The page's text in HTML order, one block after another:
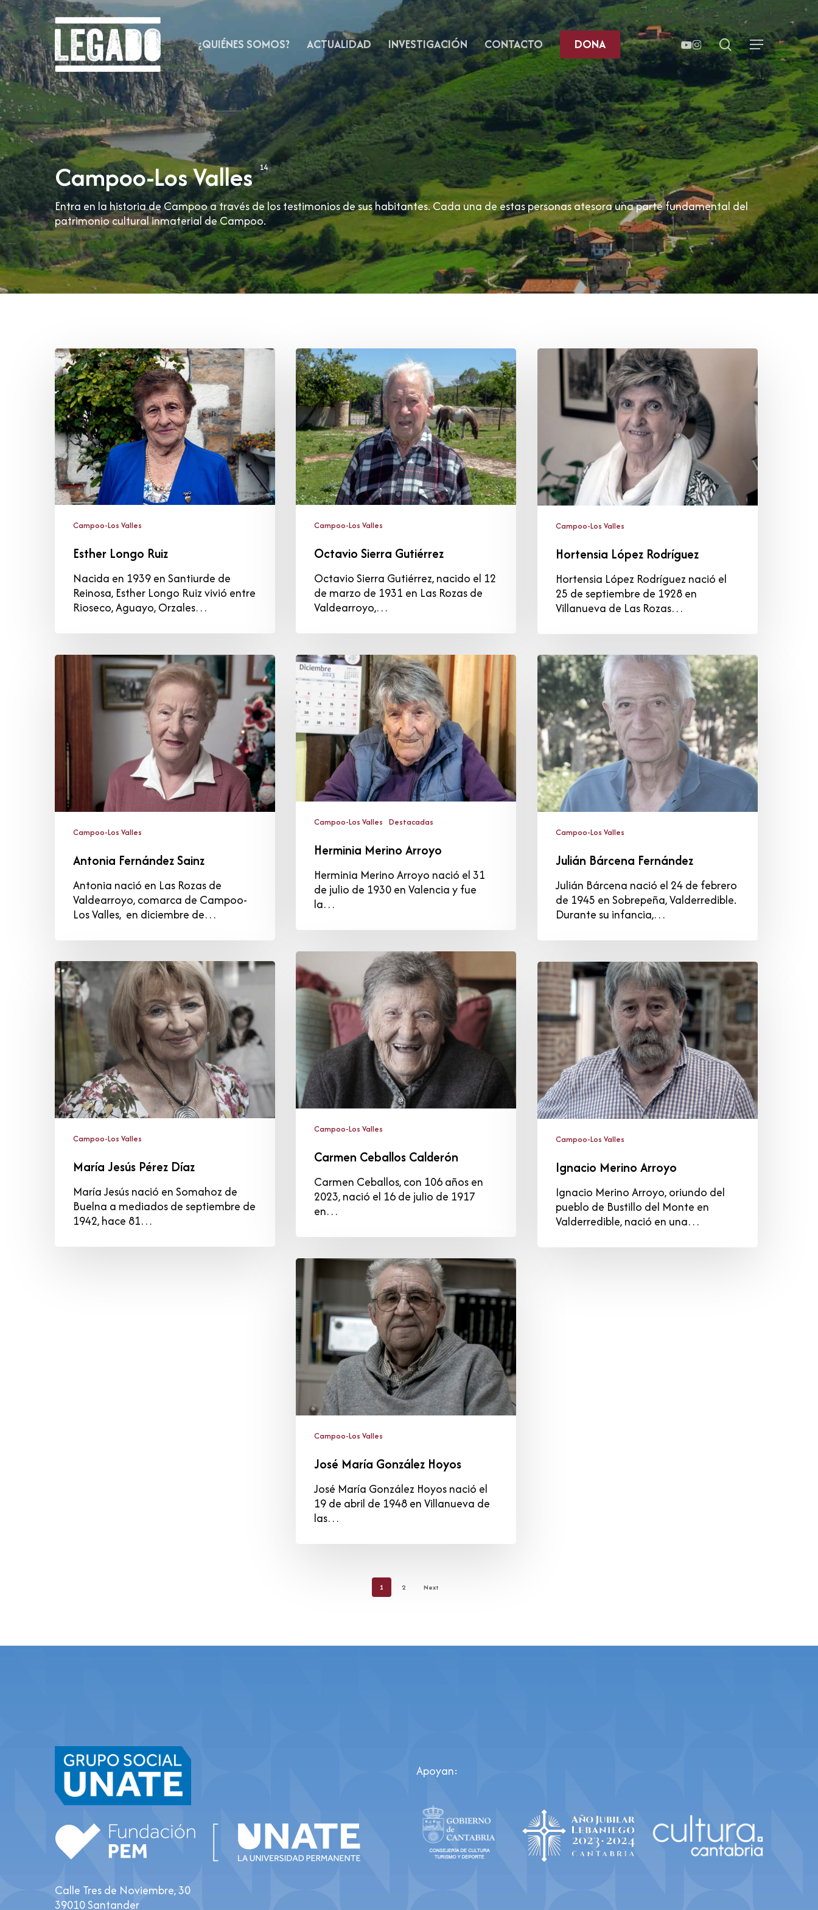
Skip
to
main
content
¿QUIÉNES SOMOS? ACTUALIDAD INVESTIGACIÓN CONTACTO DONA YOUTUBE
INSTAGRAM
search
Menu
Campoo-Los Valles 14
Entra en la historia de Campoo a través de los testimonios de sus habitantes. Cada una de estas personas atesora una parte fundamental del
patrimonio cultural inmaterial de Campoo.
Esther
Longo
Ruiz
Campoo-Los Valles
Esther Longo Ruiz
Nacida en 1939 en Santiurde de
Reinosa, Esther Longo Ruiz vivió entre
Rioseco, Aguayo, Orzales…
Octavio
Sierra
Gutiérrez
Campoo-Los Valles
Octavio Sierra Gutiérrez
Octavio Sierra Gutiérrez, nacido el 12
de marzo de 1931 en Las Rozas de
Valdearroyo,…
Hortensia
López
Rodríguez
Campoo-Los Valles
Hortensia López Rodríguez
Hortensia López Rodríguez nació el
25 de septiembre de 1928 en
Villanueva de Las Rozas…
Antonia
Sainz
Campoo-Los Valles
Antonia Fernández Sainz
Antonia nació en Las Rozas de
Valdearroyo, comarca de Campoo-
Los Valles, en diciembre de…
Herminia
Merino
Arroyo
Campoo-Los Valles Destacadas
Herminia Merino Arroyo
Herminia Merino Arroyo nació el 31
de julio de 1930 en Valencia y fue
la…
Julián
Bárcena
Fernández
Campoo-Los Valles
Julián Bárcena Fernández
Julián Bárcena nació el 24 de febrero
de 1945 en Sobrepeña, Valderredible.
Durante su infancia,…
Carmen
Ceballos
Calderón
Campoo-Los Valles
Carmen Ceballos Calderón
Carmen Ceballos, con 106 años en
2023, nació el 16 de julio de 1917
en…
María
Jesús
Pérez
Díaz
Campoo-Los Valles
María Jesús Pérez Díaz
María Jesús nació en Somahoz de
Buelna a mediados de septiembre de
1942, hace 81…
Ignacio
Merino
Arroyo
Campoo-Los Valles
Ignacio Merino Arroyo
Ignacio Merino Arroyo, oriundo del
pueblo de Bustillo del Monte en
Valderredible, nació en una…
José
María
González
Hoyos
Campoo-Los Valles
José María González Hoyos
José María González Hoyos nació el
19 de abril de 1948 en Villanueva de
las…
1 2 Next
Calle Tres de Noviembre, 30
39010 Santander
Apoyan: